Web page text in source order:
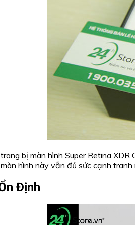
trang bị màn hình Super Retina
hình này vẫn đủ sức cạnh
Định